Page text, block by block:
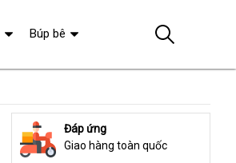
Đáp ứng
Giao hàng toàn quốc
Búp bê